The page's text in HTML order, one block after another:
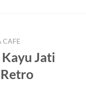
CAFE
Jati